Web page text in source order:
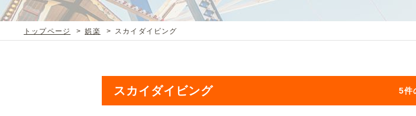
チュクミ 韓国グルメ 駐車場 鍋 夏
カルチャー・教養 娯楽
トップページ 娯楽 スカイダイビング
スカイダイビング 5件